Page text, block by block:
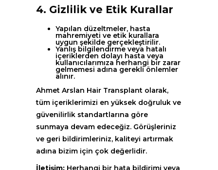
4. Gizlilik ve Etik Kurallar
Yapılan düzeltmeler, hasta
mahremiyeti ve etik kurallara
uygun şekilde gerçekleştirilir.
Yanlış bilgilendirme veya hatalı
içeriklerden dolayı hasta veya
kullanıcılarımıza herhangi bir zarar
gelmemesi adına gerekli önlemler
alınır.
Ahmet Arslan Hair Transplant olarak,
tüm içeriklerimizi en yüksek doğruluk ve
güvenilirlik standartlarına göre
sunmaya devam edeceğiz. Görüşleriniz
ve geri bildirimleriniz, kaliteyi artırmak
adına bizim için çok değerlidir.
İletişim: Herhangi bir hata bildirimi veya